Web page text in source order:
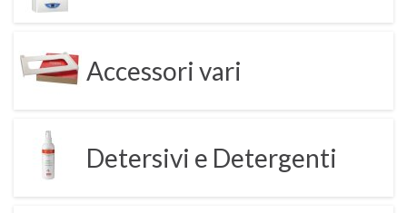
Accessori vari
Detersivi e Detergenti